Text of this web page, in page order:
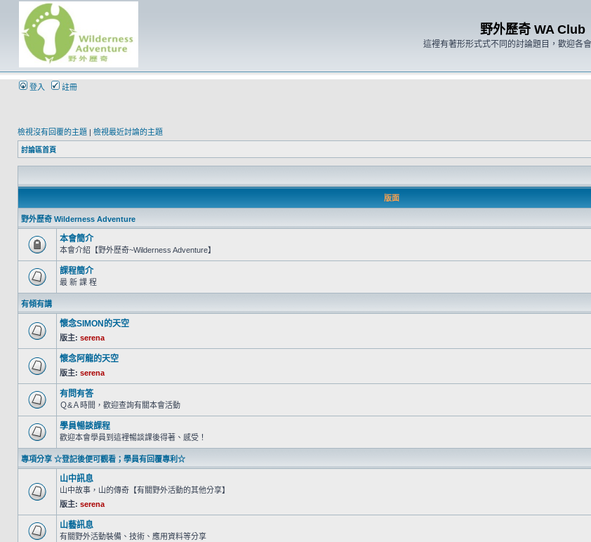
野外歷奇 WA Club
這裡有著形形式式不同的討論題目，歡迎各
登入 註冊
檢視沒有回覆的主題 | 檢視最近討論的主題
討論區首頁
版面
野外歷奇 Wilderness Adventure
本會簡介
本會介紹【野外歷奇~Wilderness Adventure】
課程簡介
最 新 課 程
有傾有講
懷念SIMON的天空
版主: serena
懷念阿龍的天空
版主: serena
有問有答
Ｑ&Ａ時間，歡迎查詢有關本會活動
學員暢談課程
歡迎本會學員到這裡暢談課後得著、感受！
專項分享 ☆登記後便可觀看；學員有回覆專利☆
山中訊息
山中故事，山的傳奇【有關野外活動的其他分享】
版主: serena
山藝訊息
有關野外活動裝備、技術、應用資料等分享